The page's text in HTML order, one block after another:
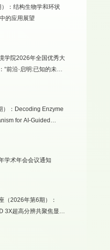
：结构生物学和环状
的应用展望
学院2026年全国优秀大
“前沿·启明:已知的未知
）：Decoding Enzyme
for AI-Guided
学术年会会议通知
（2026年第6期）：
3X超高分辨共聚焦显微